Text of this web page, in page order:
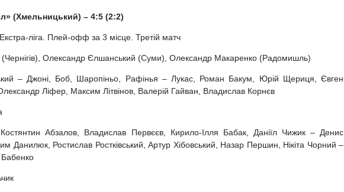
(Хмельницький) – 4:5 (2:2)
ліга. Плей-офф за 3 місце. Третій матч
(Чернігів), Олександр Єлшанський (Суми), Олександр Макаренко (Радомишль)
– Джоні, Боб, Шаропіньо, Рафінья – Лукас, Роман Бакум, Юрій Щериця, Євген
Ліфер, Максим Літвінов, Валерій Гайван, Владислав Корнєв
Абзалов, Владислав Первєєв, Кирило-Ілля Бабак, Даніїл Чижик – Денис
Данилюк, Ростислав Ростківський, Артур Хібовський, Назар Першин, Нікіта Чорний –